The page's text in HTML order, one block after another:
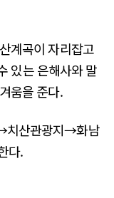
계곡이 자리잡고
있는 은해사와 말
움을 준다.
치산관광지→화남
다.